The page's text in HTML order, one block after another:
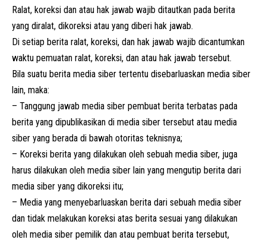
Ralat, koreksi dan atau hak jawab wajib ditautkan pada berita
yang diralat, dikoreksi atau yang diberi hak jawab.
Di setiap berita ralat, koreksi, dan hak jawab wajib dicantumkan
waktu pemuatan ralat, koreksi, dan atau hak jawab tersebut.
Bila suatu berita media siber tertentu disebarluaskan media siber
lain, maka:
– Tanggung jawab media siber pembuat berita terbatas pada
berita yang dipublikasikan di media siber tersebut atau media
siber yang berada di bawah otoritas teknisnya;
– Koreksi berita yang dilakukan oleh sebuah media siber, juga
harus dilakukan oleh media siber lain yang mengutip berita dari
media siber yang dikoreksi itu;
– Media yang menyebarluaskan berita dari sebuah media siber
dan tidak melakukan koreksi atas berita sesuai yang dilakukan
oleh media siber pemilik dan atau pembuat berita tersebut,